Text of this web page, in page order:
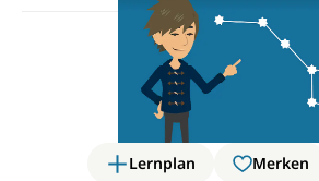
Lernplan Merken